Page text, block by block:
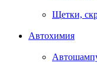
Щетки,
Автохимия